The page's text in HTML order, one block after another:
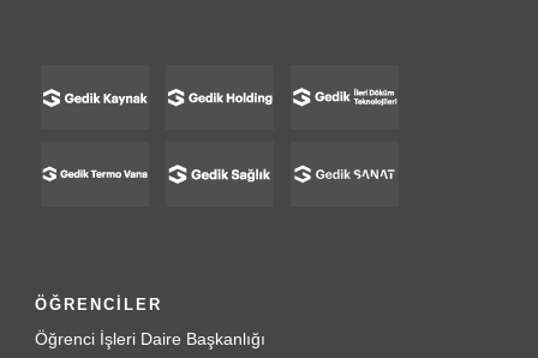
ÖĞRENCİLER
Öğrenci İşleri Daire Başkanlığı